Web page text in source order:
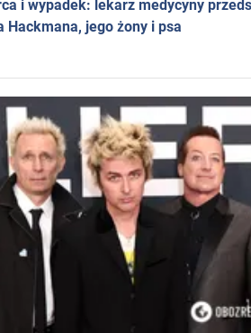
i wypadek: lekarz medycyny
Hackmana, jego żony i psa